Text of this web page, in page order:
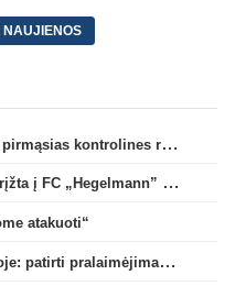
NAUJIENOS
Vaikinų U15 rinktinė Taline sužaidė pirmąsias kontrolines rungtynes
Kristupas–Algirdas Padegimas sugrįžta į FC „Hegelmann” B sudėtį
atakuoti“
Lietuvos klubų pasirodymai Europoje: patirti pralaimėjimai Kroatijos atstovams